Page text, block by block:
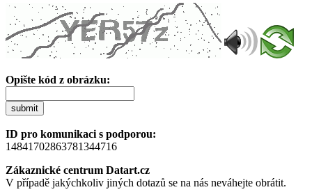
Opište kód z obrázku:
submit
ID pro komunikaci s podporou:
14841702863781344716
Zákaznické centrum Datart.cz
V případě jakýchkoliv jiných dotazů se na nás neváhejte obrátit.